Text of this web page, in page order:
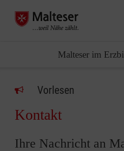
Malteser im
Vorlesen
Kontakt
Ihre Nachricht an